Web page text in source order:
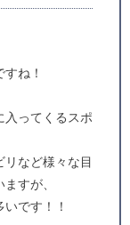
ね！
入ってくるスポ
など様々な目
すが、
です！！